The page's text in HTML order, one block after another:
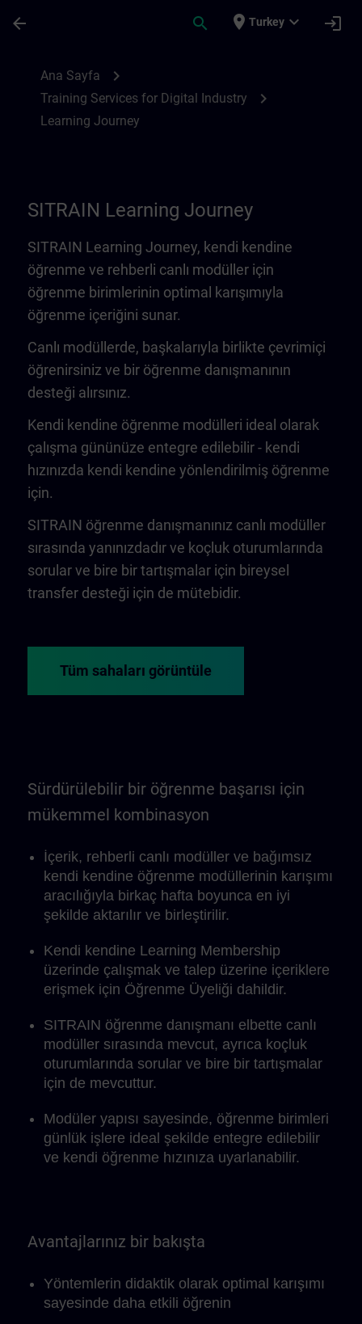
arrow_back search place Turkey expand_more login
Ana Sayfa chevron_right
Training Services for Digital Industry chevron_right
Learning Journey
SITRAIN Learning Journey
SITRAIN Learning Journey, kendi kendine
öğrenme ve rehberli canlı modüller için
öğrenme birimlerinin optimal karışımıyla
öğrenme içeriğini sunar.
Canlı modüllerde, başkalarıyla birlikte çevrimiçi
öğrenirsiniz ve bir öğrenme danışmanının
desteği alırsınız.
Kendi kendine öğrenme modülleri ideal olarak
çalışma gününüze entegre edilebilir - kendi
hızınızda kendi kendine yönlendirilmiş öğrenme
için.
SITRAIN öğrenme danışmanınız canlı modüller
sırasında yanınızdadır ve koçluk oturumlarında
sorular ve bire bir tartışmalar için bireysel
transfer desteği için de mütebidir.
Tüm sahaları görüntüle
Sürdürülebilir bir öğrenme başarısı için
mükemmel kombinasyon
İçerik, rehberli canlı modüller ve bağımsız
kendi kendine öğrenme modüllerinin karışımı
aracılığıyla birkaç hafta boyunca en iyi
şekilde aktarılır ve birleştirilir.
Kendi kendine Learning Membership
üzerinde çalışmak ve talep üzerine içeriklere
erişmek için Öğrenme Üyeliği dahildir.
SITRAIN öğrenme danışmanı elbette canlı
modüller sırasında mevcut, ayrıca koçluk
oturumlarında sorular ve bire bir tartışmalar
için de mevcuttur.
Modüler yapısı sayesinde, öğrenme birimleri
günlük işlere ideal şekilde entegre edilebilir
ve kendi öğrenme hızınıza uyarlanabilir.
Avantajlarınız bir bakışta
Yöntemlerin didaktik olarak optimal karışımı
sayesinde daha etkili öğrenin